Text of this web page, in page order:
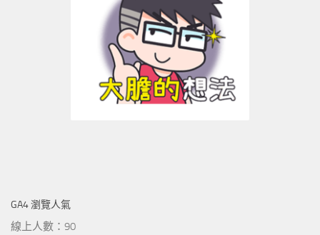
GA4 瀏覽人氣
線上人數：90